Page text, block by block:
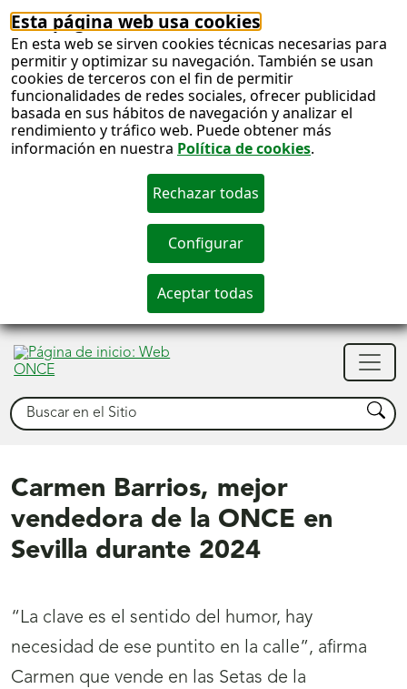
Esta página web usa cookies
En esta web se sirven cookies técnicas necesarias para
permitir y optimizar su navegación. También se usan
cookies de terceros con el fin de permitir
funcionalidades de redes sociales, ofrecer publicidad
basada en sus hábitos de navegación y analizar el
rendimiento y tráfico web. Puede obtener más
información en nuestra Política de cookies.
Buscar Buscar
Carmen Barrios, mejor
vendedora de la ONCE en
Sevilla durante 2024
“La clave es el sentido del humor, hay
necesidad de ese puntito en la calle”, afirma
Carmen que vende en las Setas de la